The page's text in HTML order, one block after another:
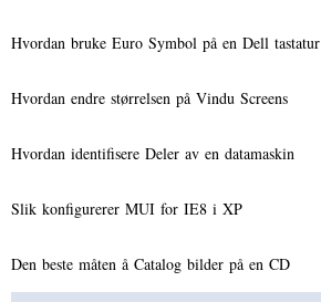
Hvordan bruke Euro Symbol på en Dell tastatur
Hvordan endre størrelsen på Vindu Screens
Hvordan identifisere Deler av en datamaskin
Slik konfigurerer MUI for IE8 i XP
Den beste måten å Catalog bilder på en CD